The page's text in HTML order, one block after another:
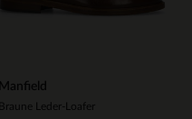
Manfield
Braune Leder-Loafer